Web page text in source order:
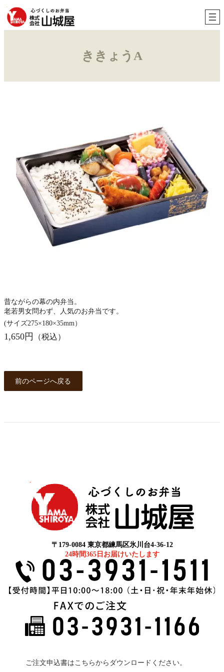
内
容
を
ききょうA
昔ながらの幕の内弁当。
老若男女問わず、人気のお弁当です。
(サイズ275×180×35mm）
1,650円 （税込）
前のページへ戻る
〒179-0084 東京都練馬区氷川台4-36-12
24時間365日お届けいたします
ご注文申込書はこちらからダウンロードください。